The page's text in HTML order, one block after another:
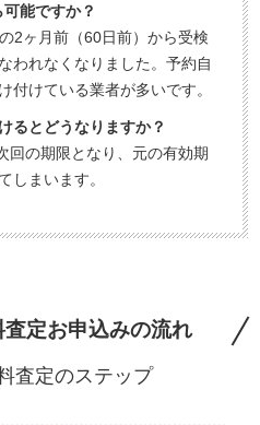
能ですか？
2ヶ月前（60日前）から受検
われなくなりました。予約自
付けている業者が多いです。
るとどうなりますか？
回の期限となり、元の有効期
しまいます。
定お申込みの流れ
査定のステップ